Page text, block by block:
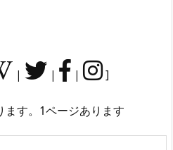
| | | ]
す。1ページあります